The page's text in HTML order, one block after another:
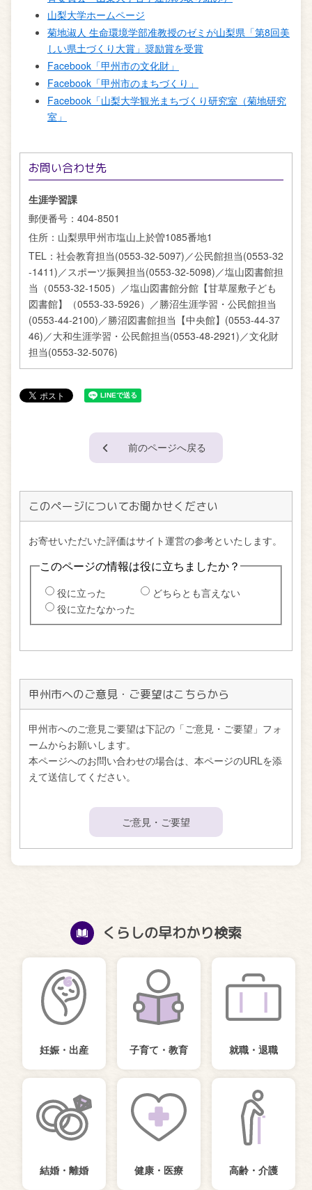
山梨大学ホームページ
菊地淑人 生命環境学部准教授のゼミが山梨県「第8回美
しい県土づくり大賞」奨励賞を受賞
Facebook「甲州市の文化財」
Facebook「甲州市のまちづくり」
Facebook「山梨大学観光まちづくり研究室（菊地研究
室」
お問い合わせ先
生涯学習課
郵便番号： 404-8501
住所： 山梨県甲州市塩山上於曽1085番地1
TEL： 社会教育担当(0553-32-5097)／公民館担当(0553-32
-1411)／スポーツ振興担当(0553-32-5098)／塩山図書館担
当（0553-32-1505）／塩山図書館分館【甘草屋敷子ども
図書館】（0553-33-5926）／勝沼生涯学習・公民館担当
(0553-44-2100)／勝沼図書館担当【中央館】(0553-44-37
46)／大和生涯学習・公民館担当(0553-48-2921)／文化財
担当(0553-32-5076)
前のページへ戻る
このページについてお聞かせください
甲州市へのご意見・ご要望はこちらから
甲州市へのご意見ご要望は下記の「ご意見・ご要望」フォ
ームからお願いします。
本ページへのお問い合わせの場合は、本ページのURLを添
えて送信してください。
ご意見・ご要望
くらしの早わかり検索
妊娠・出産 子育て・教育 就職・退職
結婚・離婚 健康・医療 高齢・介護